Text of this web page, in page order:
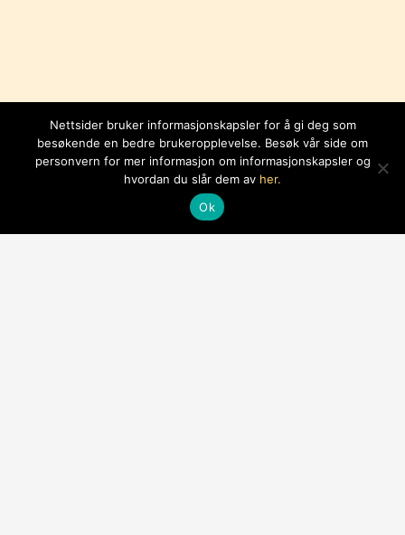
Nettsider bruker informasjonskapsler for å gi deg som
besøkende en bedre brukeropplevelse. Besøk vår side om
personvern for mer informasjon om informasjonskapsler og
hvordan du slår dem av her.
Ok